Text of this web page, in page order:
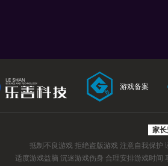
游戏备案
家
抵制不良游戏 拒绝盗版游戏 注意自我保护
适度游戏益脑 沉迷游戏伤身 合理安排游戏时间